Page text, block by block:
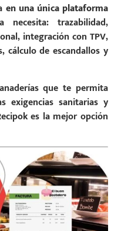
en una única plataforma
trazabilidad,
integración con TPV,
cálculo de escandallos y
que te permita
exigencias sanitarias y
es la mejor opción